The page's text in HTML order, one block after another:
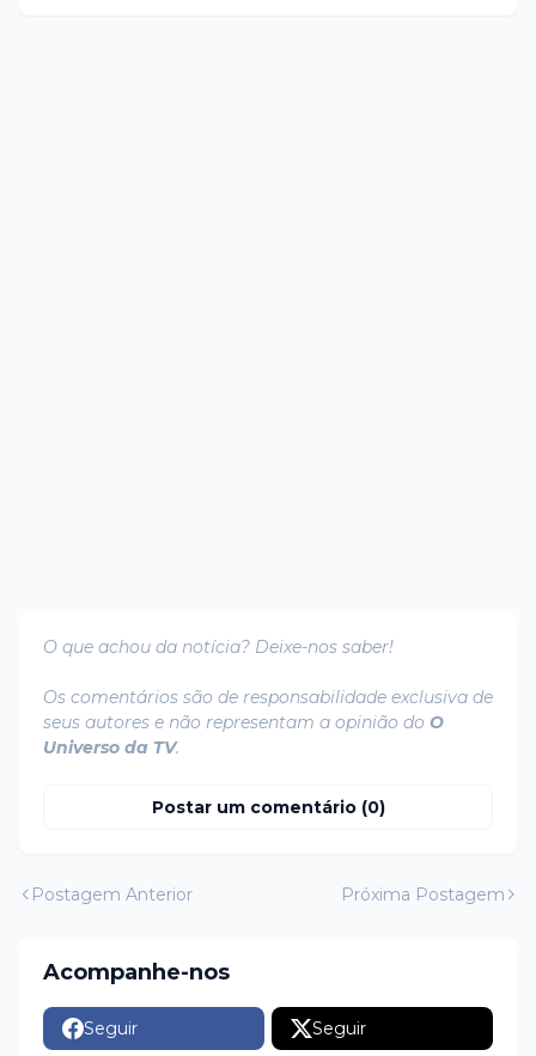
O que achou da notícia? Deixe-nos saber!
Os comentários são de responsabilidade exclusiva de
seus autores e não representam a opinião do O
Universo da TV.
Postar um comentário (0)
Postagem Anterior Próxima Postagem
Acompanhe-nos
Seguir Seguir